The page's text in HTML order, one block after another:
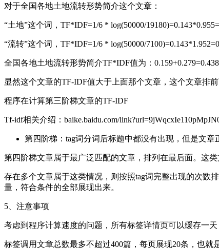
对于全国各地土地流转形势简介这个文章：
“土地”这个词，TF*IDF=1/6 * log(50000/
“流转”这个词，TF*IDF=1/6 * log(50000/
全国各地土地流转形势简介TF*IDF值为：0.159+0.279=0.438
显然这个文章的TF-IDF值大于上面那个文章，这个文章排前
程序在计算第三阶梯文章的TF-IDF
Tf-idf相关介绍：baike.baidu.com/
第四阶梯：tag词分词后标题中都没有出现，但是文章
第四阶梯文章属于最广泛匹配的文章，排列在最后面。这
存在多个文章属于这类情况，则按照tag词完整出现的次数
量，符合条件的全部展现出来。
5、注意事项
考虑到程序计算速度的问题，所有标签详情页可以缓存一
标签调用文章总数最多不超过400篇，每页展现20条，也就